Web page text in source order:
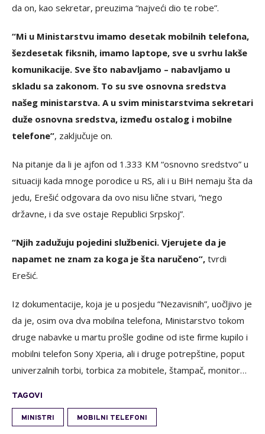
da on, kao sekretar, preuzima “najveći dio te robe”.
“Mi u Ministarstvu imamo desetak mobilnih telefona,
šezdesetak fiksnih, imamo laptope, sve u svrhu lakše
komunikacije. Sve što nabavljamo – nabavljamo u
skladu sa zakonom. To su sve osnovna sredstva
našeg ministarstva. A u svim ministarstvima sekretari
duže osnovna sredstva, između ostalog i mobilne
telefone”, zaključuje on.
Na pitanje da li je ajfon od 1.333 KM “osnovno sredstvo” u
situaciji kada mnoge porodice u RS, ali i u BiH nemaju šta da
jedu, Erešić odgovara da ovo nisu lične stvari, “nego
državne, i da sve ostaje Republici Srpskoj”.
“Njih zadužuju pojedini službenici. Vjerujete da je
napamet ne znam za koga je šta naručeno”, tvrdi
Erešić.
Iz dokumentacije, koja je u posjedu “Nezavisnih”, uočljivo je
da je, osim ova dva mobilna telefona, Ministarstvo tokom
druge nabavke u martu prošle godine od iste firme kupilo i
mobilni telefon Sony Xperia, ali i druge potrepštine, poput
univerzalnih torbi, torbica za mobitele, štampač, monitor…
TAGOVI
MINISTRI MOBILNI TELEFONI